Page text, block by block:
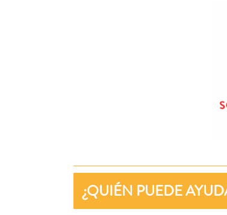
¿QUIÉN PUEDE